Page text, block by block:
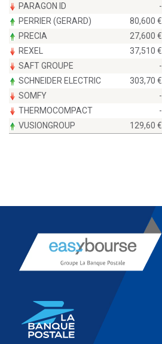
PARAGON ID -
PERRIER (GERARD) 80,600
PRECIA 27,600
REXEL 37,510
SAFT GROUPE -
SCHNEIDER ELECTRIC 303,70
SOMFY -
THERMOCOMPACT -
VUSIONGROUP 129,60